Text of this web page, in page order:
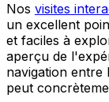
Nos visites
un excellent
et faciles à
aperçu de
navigation entre
peut